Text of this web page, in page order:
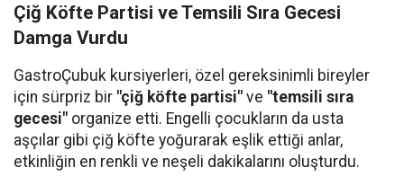
Çiğ Köfte Partisi ve Temsili Sıra Gecesi
Damga Vurdu
GastroÇubuk kursiyerleri, özel gereksinimli bireyler
için sürpriz bir "çiğ köfte partisi" ve "temsili sıra
gecesi" organize etti. Engelli çocukların da usta
aşçılar gibi çiğ köfte yoğurarak eşlik ettiği anlar,
etkinliğin en renkli ve neşeli dakikalarını oluşturdu.